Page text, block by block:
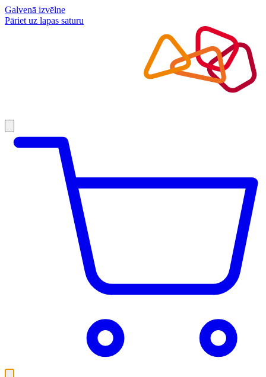
Galvenā izvēlne
Pāriet uz lapas saturu